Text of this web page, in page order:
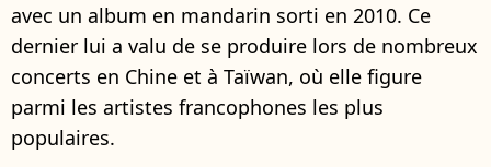
avec un album en mandarin sorti en 2010. Ce
dernier lui a valu de se produire lors de nombreux
concerts en Chine et à Taïwan, où elle figure
parmi les artistes francophones les plus
populaires.